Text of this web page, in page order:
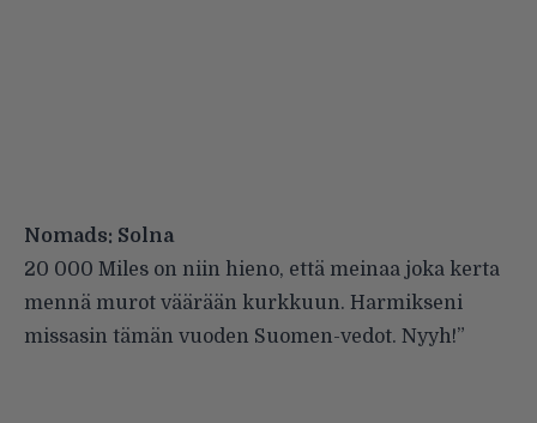
Nomads: Solna
20 000 Miles on niin hieno, että meinaa joka kerta
mennä murot väärään kurkkuun. Harmikseni
missasin tämän vuoden Suomen-vedot. Nyyh!”